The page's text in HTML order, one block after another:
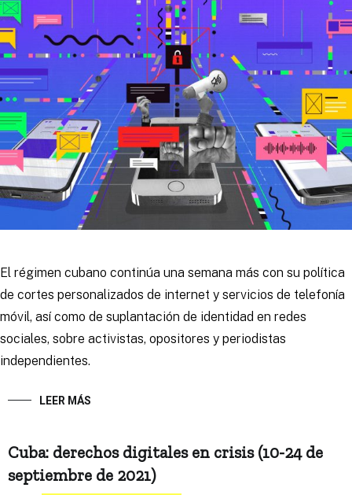
El régimen cubano continúa una semana más con su política
de cortes personalizados de internet y servicios de telefonía
móvil, así como de suplantación de identidad en redes
sociales, sobre activistas, opositores y periodistas
independientes.
LEER MÁS
Cuba: derechos digitales en crisis (10-24 de
septiembre de 2021)